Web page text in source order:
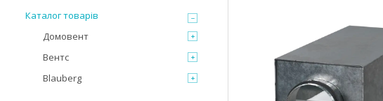
Каталог товарів
Домовент
Вентс
Blauberg